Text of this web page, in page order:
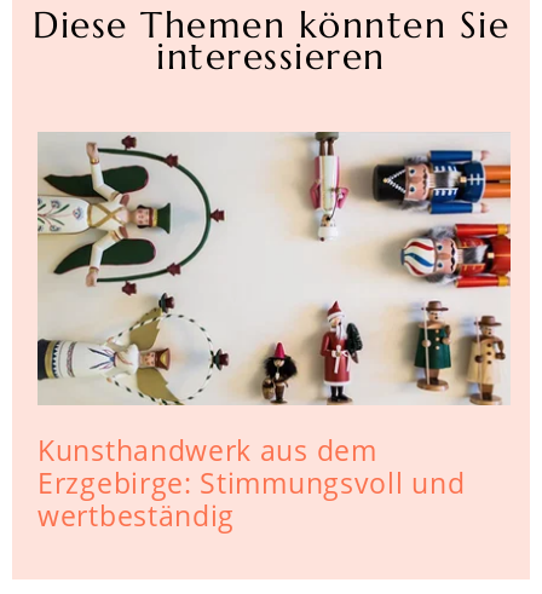
Diese Themen könnten Sie
interessieren
Kunsthandwerk aus dem
Erzgebirge: Stimmungsvoll und
wertbeständig